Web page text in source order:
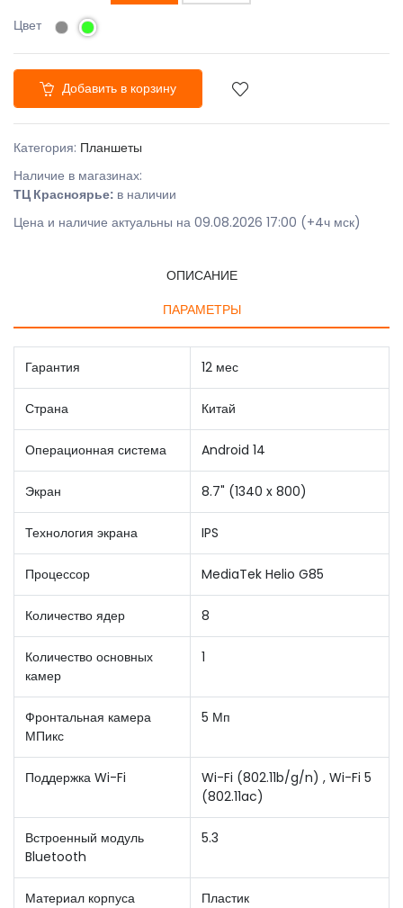
Цвет
Добавить в корзину
Категория: Планшеты
Наличие в магазинах:
ТЦ Красноярье: в наличии
Цена и наличие актуальны на 09.08.2026 17:00 (+4ч мск)
ОПИСАНИЕ
ПАРАМЕТРЫ
Гарантия 12 мес
Страна Китай
Операционная система Android 14
Экран 8.7" (1340 x 800)
Технология экрана IPS
Процессор MediaTek Helio G85
Количество ядер 8
Количество основных
камер
1
Фронтальная камера
МПикс
5 Мп
Поддержка Wi-Fi
Wi-Fi (802.11b/g/n) , Wi-Fi 5
(802.11ac)
Встроенный модуль
Bluetooth
5.3
Материал корпуса Пластик